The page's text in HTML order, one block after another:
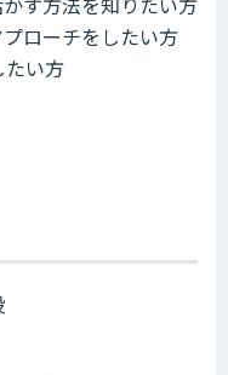
ローチをしたい方
たい方